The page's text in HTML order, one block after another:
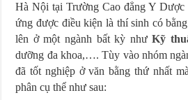
Hà Nội tại Trường Cao đẳng Y Dược
ứng được điều kiện là thí sinh có
lên ở một ngành bất kỳ nhưKỹ
dưỡng đa khoa,…. Tùy vào nhóm
đã tốt nghiệp ở văn bằng thứ nhất
phân cụ thể như sau: